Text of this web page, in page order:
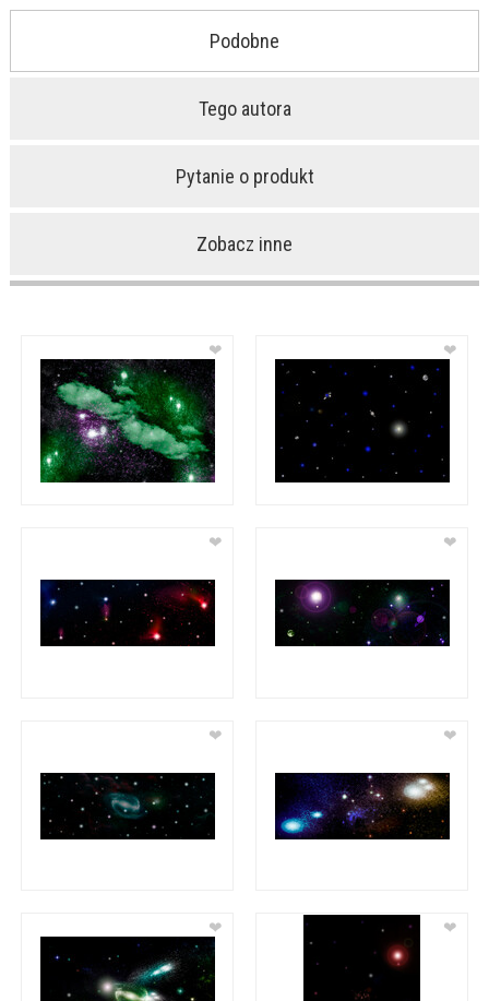
Podobne
Tego autora
Pytanie o produkt
Zobacz inne
❤ ❤
❤ ❤
❤ ❤
❤ ❤